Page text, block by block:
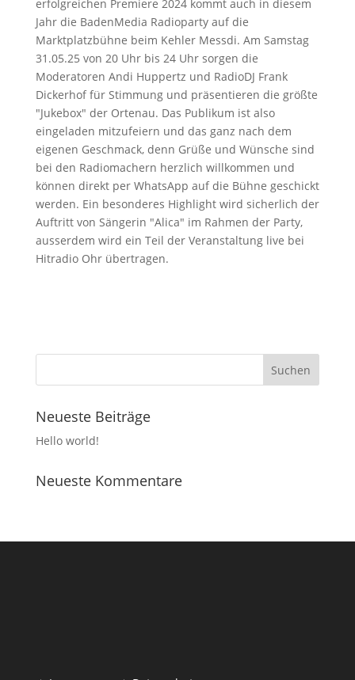
erfolgreichen Premiere 2024 kommt auch in diesem
Jahr die BadenMedia Radioparty auf die
Marktplatzbühne beim Kehler Messdi. Am Samstag
31.05.25 von 20 Uhr bis 24 Uhr sorgen die
Moderatoren Andi Huppertz und RadioDJ Frank
Dickerhof für Stimmung und präsentieren die größte
"Jukebox" der Ortenau. Das Publikum ist also
eingeladen mitzufeiern und das ganz nach dem
eigenen Geschmack, denn Grüße und Wünsche sind
bei den Radiomachern herzlich willkommen und
können direkt per WhatsApp auf die Bühne geschickt
werden. Ein besonderes Highlight wird sicherlich der
Auftritt von Sängerin "Alica" im Rahmen der Party,
ausserdem wird ein Teil der Veranstaltung live bei
Hitradio Ohr übertragen.
Neueste Beiträge
Hello world!
Neueste Kommentare